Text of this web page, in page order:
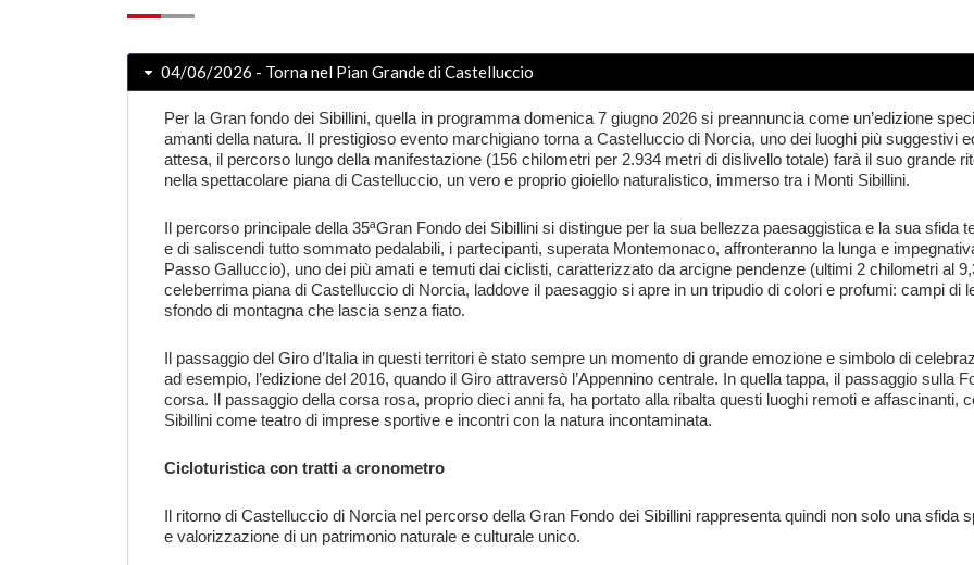
04/06/2026 - Torna nel Pian Grande di Castelluccio
Per la Gran fondo dei Sibillini, quella in programma domenica 7 giugno 2026 si preannuncia come un’edizione
amanti della natura. Il prestigioso evento marchigiano torna a Castelluccio di Norcia, uno dei luoghi più suggestivi
attesa, il percorso lungo della manifestazione (156 chilometri per 2.934 metri di dislivello totale) farà il suo grande
nella spettacolare piana di Castelluccio, un vero e proprio gioiello naturalistico, immerso tra i Monti Sibillini.
Il percorso principale della 35ªGran Fondo dei Sibillini si distingue per la sua bellezza paesaggistica e la sua sfida
e di saliscendi tutto sommato pedalabili, i partecipanti, superata Montemonaco, affronteranno la lunga e
Passo Galluccio), uno dei più amati e temuti dai ciclisti, caratterizzato da arcigne pendenze (ultimi 2 chilometri al
celeberrima piana di Castelluccio di Norcia, laddove il paesaggio si apre in un tripudio di colori e profumi: campi di
sfondo di montagna che lascia senza fiato.
Il passaggio del Giro d’Italia in questi territori è stato sempre un momento di grande emozione e simbolo di
ad esempio, l’edizione del 2016, quando il Giro attraversò l’Appennino centrale. In quella tappa, il passaggio sulla
corsa. Il passaggio della corsa rosa, proprio dieci anni fa, ha portato alla ribalta questi luoghi remoti e affascinanti,
Sibillini come teatro di imprese sportive e incontri con la natura incontaminata.
Cicloturistica con tratti a cronometro
Il ritorno di Castelluccio di Norcia nel percorso della Gran Fondo dei Sibillini rappresenta quindi non solo una sfida
e valorizzazione di un patrimonio naturale e culturale unico.